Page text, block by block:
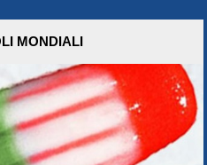
MONDIALI